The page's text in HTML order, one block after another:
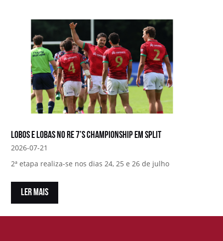
Lobos e Lobas no RE 7’s Championship em Split
2026-07-21
2ª etapa realiza-se nos dias 24, 25 e 26 de julho
LER MAIS